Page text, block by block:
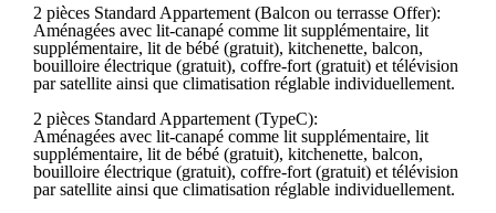
2 pièces Standard Appartement (Balcon ou terrasse Offer):
Aménagées avec lit-canapé comme lit supplémentaire, lit
supplémentaire, lit de bébé (gratuit), kitchenette, balcon,
bouilloire électrique (gratuit), coffre-fort (gratuit) et télévision
par satellite ainsi que climatisation réglable individuellement.
2 pièces Standard Appartement (TypeC):
Aménagées avec lit-canapé comme lit supplémentaire, lit
supplémentaire, lit de bébé (gratuit), kitchenette, balcon,
bouilloire électrique (gratuit), coffre-fort (gratuit) et télévision
par satellite ainsi que climatisation réglable individuellement.